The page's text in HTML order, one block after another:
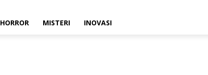
HORROR MISTERI INOVASI